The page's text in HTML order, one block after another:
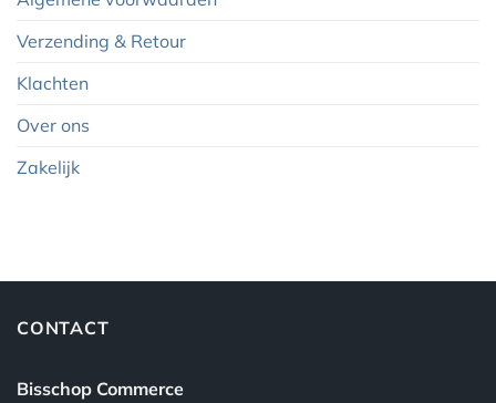
Verzending & Retour
Klachten
Over ons
Zakelijk
CONTACT
Bisschop Commerce